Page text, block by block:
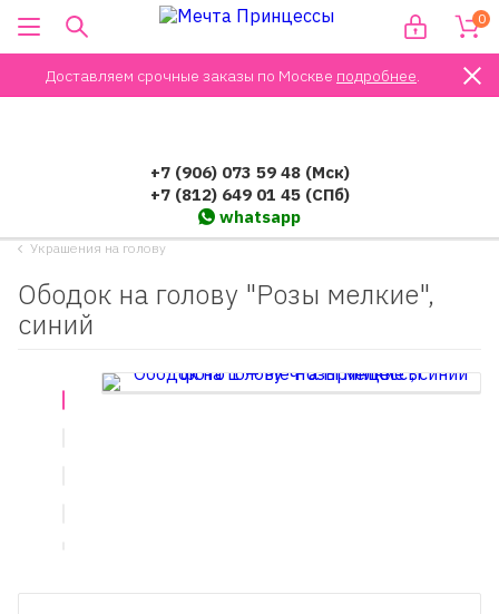
Доставляем срочные заказы по Москве подробнее.
0
+7 (906) 073 59 48 (Мск)
+7 (812) 649 01 45 (СПб)
whatsapp
Украшения на голову
Ободок на голову "Розы мелкие",
синий